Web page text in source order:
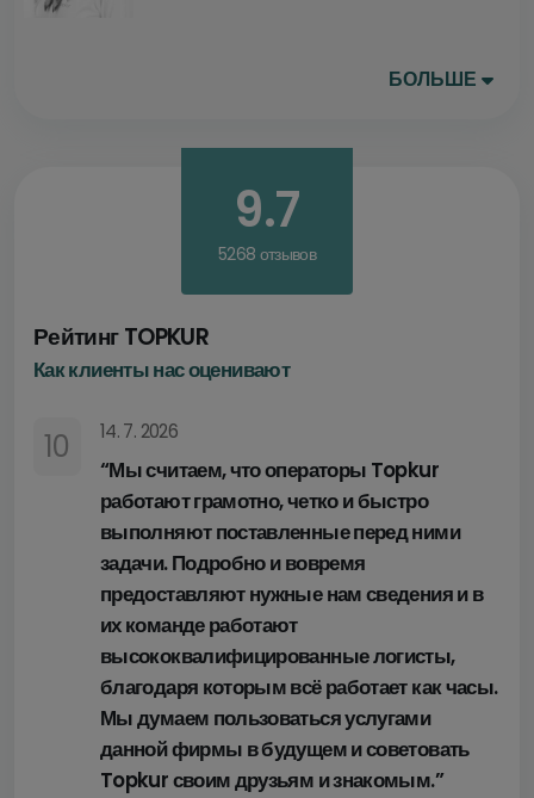
Я гибкий
Марианские Лазни
Курорт Теплице
Велнес(1-7 ночей)
2-3 ночи 4-5 ночей 6-7 ночей
Лечебный курс(1-4 недели с врачом)
2 недели 3 недели
Полупансион Полный пансион
Номера
БОЛЬШЕ
Рейтинг TOPKUR
Как клиенты нас оценивают
9.7
5268 отзывов
10 14. 7. 2026
“Мы считаем, что операторы Topkur
работают грамотно, четко и быстро
выполняют поставленные перед ними
задачи. Подробно и вовремя
предоставляют нужные нам сведения и в
их команде работают
высококвалифицированные логисты,
благодаря которым всё работает как часы.
Мы думаем пользоваться услугами
данной фирмы в будущем и советовать
Topkur своим друзьям и знакомым.”